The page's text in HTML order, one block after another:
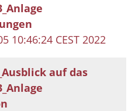
10:46:24 CEST 2022
auf das